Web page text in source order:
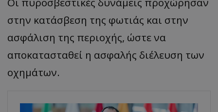
στην κατάσβεση της φωτιάς και στην
ασφάλιση της περιοχής, ώστε να
αποκατασταθεί η ασφαλής διέλευση των
οχημάτων.